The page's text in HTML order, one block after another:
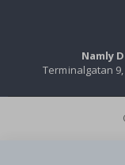
Namly
Terminalgatan